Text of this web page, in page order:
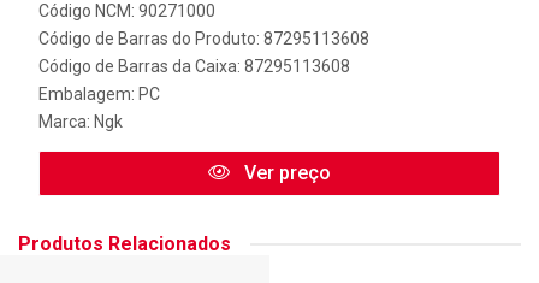
Código NCM: 90271000
Código de Barras do Produto: 87295113608
Código de Barras da Caixa: 87295113608
Embalagem: PC
Marca: Ngk
Ver preço
Produtos Relacionados